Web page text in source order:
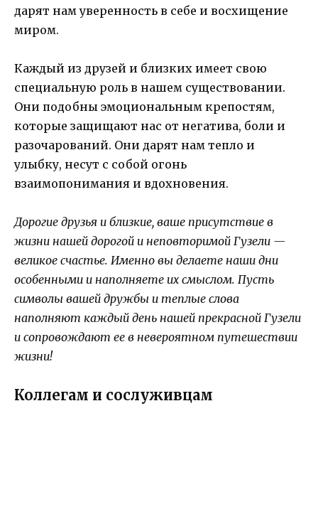
дарят нам уверенность в себе и восхищение
миром.
Каждый из друзей и близких имеет свою
специальную роль в нашем существовании.
Они подобны эмоциональным крепостям,
которые защищают нас от негатива, боли и
разочарований. Они дарят нам тепло и
улыбку, несут с собой огонь
взаимопонимания и вдохновения.
Дорогие друзья и близкие, ваше присутствие в
жизни нашей дорогой и неповторимой Гузели —
великое счастье. Именно вы делаете наши дни
особенными и наполняете их смыслом. Пусть
символы вашей дружбы и теплые слова
наполняют каждый день нашей прекрасной Гузели
и сопровождают ее в невероятном путешествии
жизни!
Коллегам и сослуживцам